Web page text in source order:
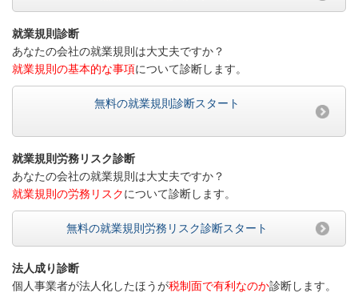
就業規則診断
あなたの会社の就業規則は大丈夫ですか？
就業規則の基本的な事項について診断します。
無料の就業規則診断スタート
就業規則労務リスク診断
あなたの会社の就業規則は大丈夫ですか？
就業規則の労務リスクについて診断します。
無料の就業規則労務リスク診断スタート
法人成り診断
個人事業者が法人化したほうが税制面で有利なのか診断します。